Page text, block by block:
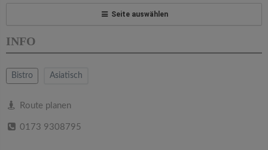
Seite auswählen
INFO
Bistro Asiatisch
Route planen
0173 9308795
a
v